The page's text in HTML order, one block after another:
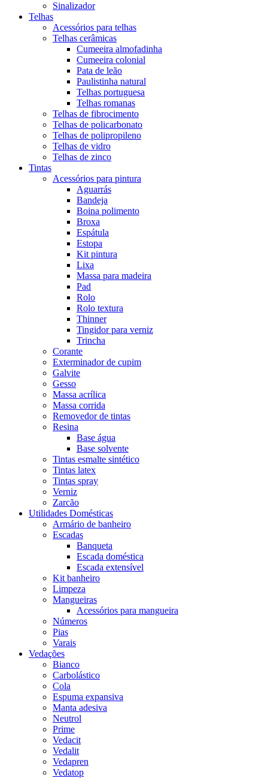
Sinalizador
Telhas
Acessórios para telhas
Telhas cerâmicas
Cumeeira almofadinha
Cumeeira colonial
Pata de leão
Paulistinha natural
Telhas portuguesa
Telhas romanas
Telhas de fibrocimento
Telhas de policarbonato
Telhas de polipropileno
Telhas de vidro
Telhas de zinco
Tintas
Acessórios para pintura
Aguarrás
Bandeja
Boina polimento
Broxa
Espátula
Estopa
Kit pintura
Lixa
Massa para madeira
Pad
Rolo
Rolo textura
Thinner
Tingidor para verniz
Trincha
Corante
Exterminador de cupim
Galvite
Gesso
Massa acrílica
Massa corrida
Removedor de tintas
Resina
Base água
Base solvente
Tintas esmalte sintético
Tintas latex
Tintas spray
Verniz
Zarcão
Utilidades Domésticas
Armário de banheiro
Escadas
Banqueta
Escada doméstica
Escada extensível
Kit banheiro
Limpeza
Mangueiras
Acessórios para mangueira
Números
Pias
Varais
Vedações
Bianco
Carbolástico
Cola
Espuma expansiva
Manta adesiva
Neutrol
Prime
Vedacit
Vedalit
Vedapren
Vedatop